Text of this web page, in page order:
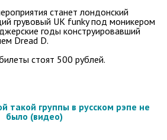
станет лондонский
грувовый UK funky под моникером
годы конструировавший
Dread D.
стоят 500 рублей.
такой группы в русском рэпе не
было (видео)